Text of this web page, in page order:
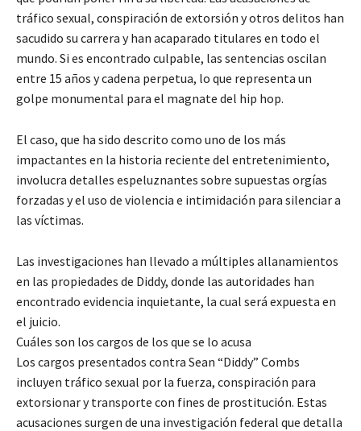
tráfico sexual, conspiración de extorsión y otros delitos han
sacudido su carrera y han acaparado titulares en todo el
mundo. Si es encontrado culpable, las sentencias oscilan
entre 15 años y cadena perpetua, lo que representa un
golpe monumental para el magnate del hip hop.
El caso, que ha sido descrito como uno de los más
impactantes en la historia reciente del entretenimiento,
involucra detalles espeluznantes sobre supuestas orgías
forzadas y el uso de violencia e intimidación para silenciar a
las víctimas.
Las investigaciones han llevado a múltiples allanamientos
en las propiedades de Diddy, donde las autoridades han
encontrado evidencia inquietante, la cual será expuesta en
el juicio.
Cuáles son los cargos de los que se lo acusa
Los cargos presentados contra Sean “Diddy” Combs
incluyen tráfico sexual por la fuerza, conspiración para
extorsionar y transporte con fines de prostitución. Estas
acusaciones surgen de una investigación federal que detalla